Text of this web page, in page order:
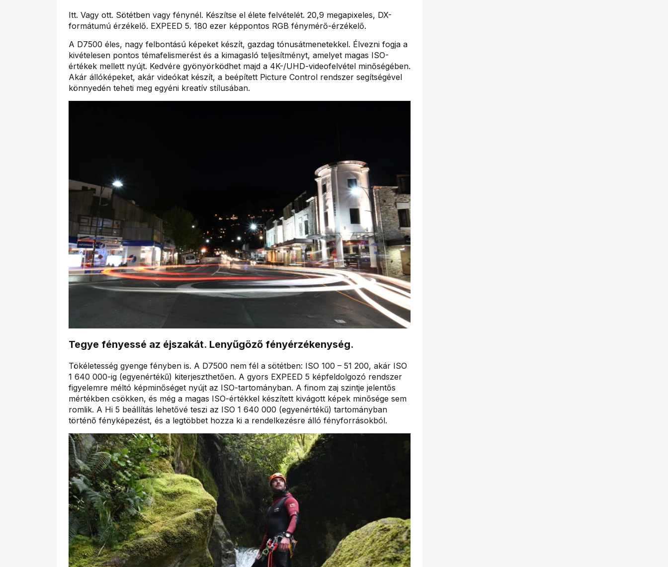
Itt. Vagy ott. Sötétben vagy fénynél. Készítse el élete felvételét. 20,9 megapixeles, DX-
formátumú érzékelő. EXPEED 5. 180 ezer képpontos RGB fénymérő-érzékelő.
A D7500 éles, nagy felbontású képeket készít, gazdag tónusátmenetekkel. Élvezni fogja a
kivételesen pontos témafelismerést és a kimagasló teljesítményt, amelyet magas ISO-
értékek mellett nyújt. Kedvére gyönyörködhet majd a 4K-/UHD-videofelvétel minőségében.
Akár állóképeket, akár videókat készít, a beépített Picture Control rendszer segítségével
könnyedén teheti meg egyéni kreatív stílusában.
Tegye fényessé az éjszakát. Lenyűgöző fényérzékenység.
Tökéletesség gyenge fényben is. A D7500 nem fél a sötétben: ISO 100 – 51 200, akár ISO
1 640 000-ig (egyenértékű) kiterjeszthetően. A gyors EXPEED 5 képfeldolgozó rendszer
figyelemre méltó képminőséget nyújt az ISO-tartományban. A finom zaj szintje jelentős
mértékben csökken, és még a magas ISO-értékkel készített kivágott képek minősége sem
romlik. A Hi 5 beállítás lehetővé teszi az ISO 1 640 000 (egyenértékű) tartományban
történő fényképezést, és a legtöbbet hozza ki a rendelkezésre álló fényforrásokból.